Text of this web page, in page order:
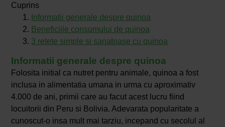
Cuprins
Informatii generale despre quinoa
Beneficiile consumului de quinoa
3 retete simple si sanatoase cu quinoa
Informatii generale despre quinoa
Folosita initial ca nutret pentru animale, quinoa a fost
inclusa in alimentatia umana in urma cu aproximativ
4.000 de ani, primii care au facut acest lucru fiind
locuitorii din Peru si Bolivia. Adevarata popularitate a
cunoscut-o insa mult mai tarziu, incepand cu secolul al